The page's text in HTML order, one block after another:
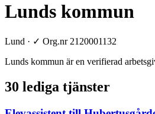
Lunds kommun
Lund · ✓ Org.nr 2120001132
Lunds kommun är en verifierad
30 lediga tjänster